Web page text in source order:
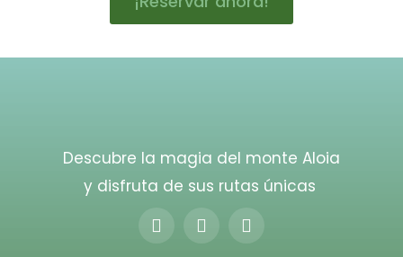
Descubre la magia del monte Aloia
y disfruta de sus rutas únicas